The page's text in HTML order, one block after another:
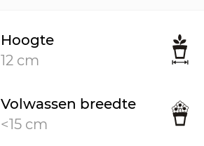
Hoogte
12 cm
Volwassen breedte
<15 cm